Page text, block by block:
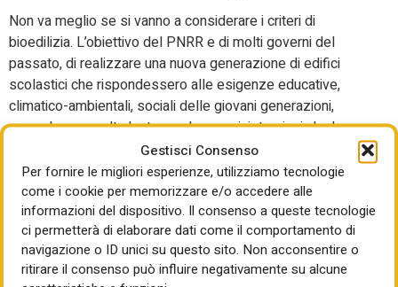
Gestisci Consenso
Per fornire le migliori esperienze, utilizziamo tecnologie
come i cookie per memorizzare e/o accedere alle
informazioni del dispositivo. Il consenso a queste tecnologie
ci permetterà di elaborare dati come il comportamento di
navigazione o ID unici su questo sito. Non acconsentire o
ritirare il consenso può influire negativamente su alcune
Non va meglio se si vanno a considerare i criteri di
bioedilizia. L’obiettivo del PNRR e di molti governi del
passato, di realizzare una nuova generazione di edifici
scolastici che rispondessero alle esigenze educative,
climatico-ambientali, sociali delle giovani generazioni,
procede con molta lentezza. Le amministrazioni che hanno
inviato i dati dichiarano che solo 58 scuole, sul campione di
7.024 oggetto dell’indagine, sono costruite secondo i
criteri della bioedilizia e che solo 41 sono quelle nuove
costruite negli ultimi 5 anni.
“Oggi in realtà, a causa di dati non accessibili
sull’andamento del PNRR, non abbiamo riscontri
documentabili – si legge nel report- ma ci sembra entrare